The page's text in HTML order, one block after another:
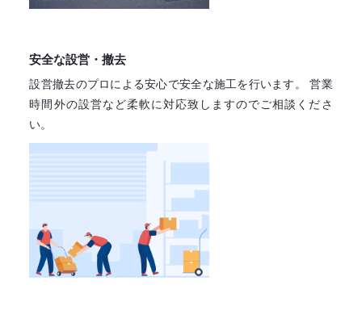
安全な設営・撤去
設営撤去のプロによる安心で安全な施工を行います。
営業
時間外の設営など柔軟に対応致しますのでご相談くださ
い。